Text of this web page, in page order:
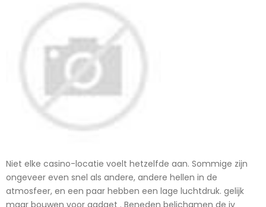
Niet elke casino-locatie voelt hetzelfde aan. Sommige zijn
ongeveer even snel als andere, andere hellen in de
atmosfeer, en een paar hebben een lage luchtdruk. gelijk
maar bouwen voor gadget . Beneden belichamen de iv